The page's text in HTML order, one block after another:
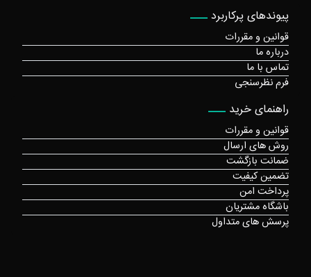
پیوندهای پرکاربرد
قوانین و مقررات
درباره ما
تماس با ما
فرم نظرسنجی
راهنمای خرید
قوانین و مقررات
روش های ارسال
ضمانت بازگشت
تضمین کیفیت
پرداخت امن
باشگاه مشتریان
پرسش های متداول